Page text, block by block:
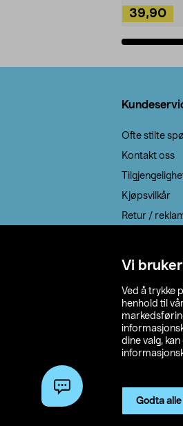
Vi
Ved å trykke
henhold til
dine valg,
Godta
39,90
Ofte stilte
Kontakt oss
Kjøpsvilkår
Retur /